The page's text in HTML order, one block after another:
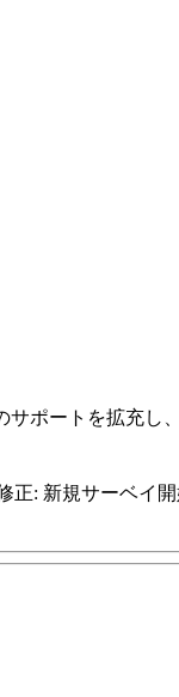
サポートを拡充し
正: 新規サーベイ